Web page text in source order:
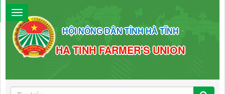
HỘI NÔNG DÂN TỈNH HÀ TĨNH
HA TINH FARMER'S UNION